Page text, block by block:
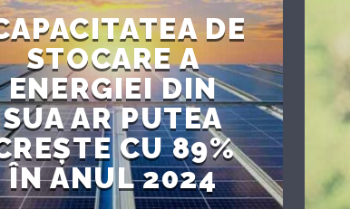
DE
STOCARE A
ENERGIEI DIN
SUA AR PUTEA
CU 89%
ÎN ANUL 2024